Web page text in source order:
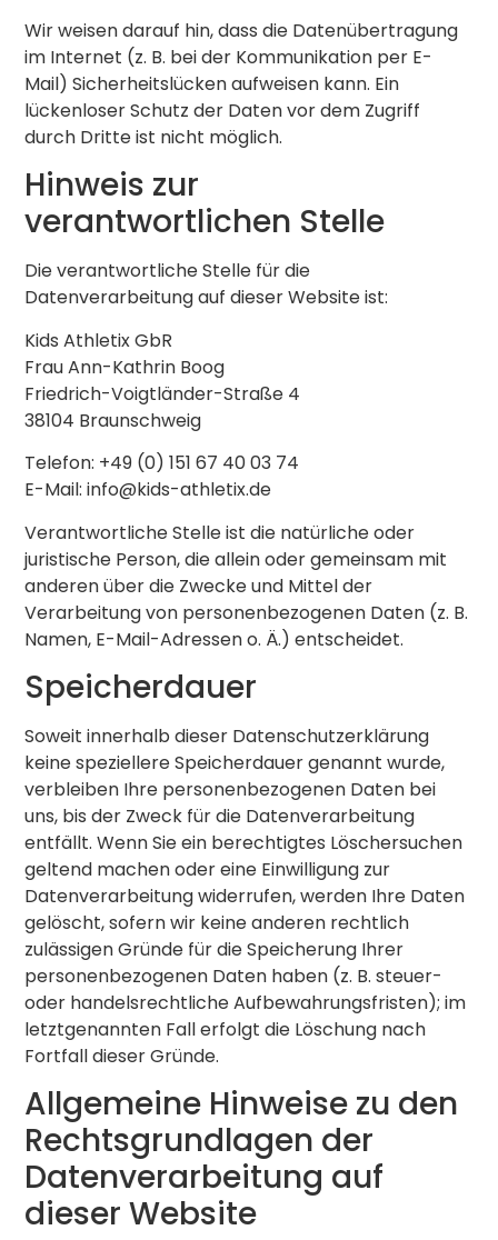
Wir weisen darauf hin, dass die Datenübertragung
im Internet (z. B. bei der Kommunikation per E-
Mail) Sicherheitslücken aufweisen kann. Ein
lückenloser Schutz der Daten vor dem Zugriff
durch Dritte ist nicht möglich.
Hinweis zur
verantwortlichen Stelle
Die verantwortliche Stelle für die
Datenverarbeitung auf dieser Website ist:
Kids Athletix GbR
Frau Ann-Kathrin Boog
Friedrich-Voigtländer-Straße 4
38104 Braunschweig
Telefon: +49 (0) 151 67 40 03 74
E-Mail: info@kids-athletix.de
Verantwortliche Stelle ist die natürliche oder
juristische Person, die allein oder gemeinsam mit
anderen über die Zwecke und Mittel der
Verarbeitung von personenbezogenen Daten (z. B.
Namen, E-Mail-Adressen o. Ä.) entscheidet.
Speicherdauer
Soweit innerhalb dieser Datenschutzerklärung
keine speziellere Speicherdauer genannt wurde,
verbleiben Ihre personenbezogenen Daten bei
uns, bis der Zweck für die Datenverarbeitung
entfällt. Wenn Sie ein berechtigtes Löschersuchen
geltend machen oder eine Einwilligung zur
Datenverarbeitung widerrufen, werden Ihre Daten
gelöscht, sofern wir keine anderen rechtlich
zulässigen Gründe für die Speicherung Ihrer
personenbezogenen Daten haben (z. B. steuer-
oder handelsrechtliche Aufbewahrungsfristen); im
letztgenannten Fall erfolgt die Löschung nach
Fortfall dieser Gründe.
Allgemeine Hinweise zu den
Rechtsgrundlagen der
Datenverarbeitung auf
dieser Website